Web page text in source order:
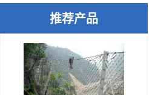
推荐产品